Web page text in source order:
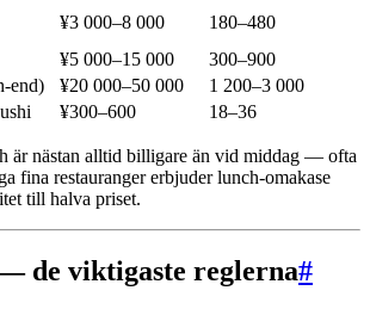
¥3 000–8 000
180–480
¥5 000–15 000
300–900
end)
¥20 000–50 000
1 200–3 000
¥300–600 18–36
är nästan alltid billigare än vid middag — ofta
fina restauranger erbjuder lunch-omakase
till halva priset.
de viktigaste reglerna#